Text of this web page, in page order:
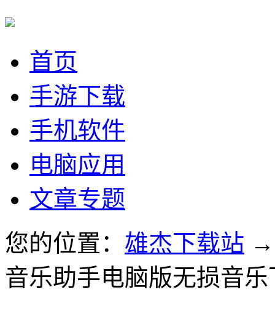
首页
手游下载
手机软件
电脑应用
文章专题
您的位置： 雄杰下载站
音乐助手电脑版无损音